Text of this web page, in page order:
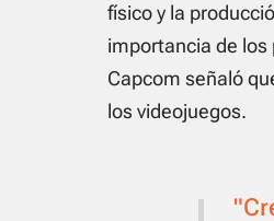
físico y la
importancia de los
Capcom señaló
los videojuegos.